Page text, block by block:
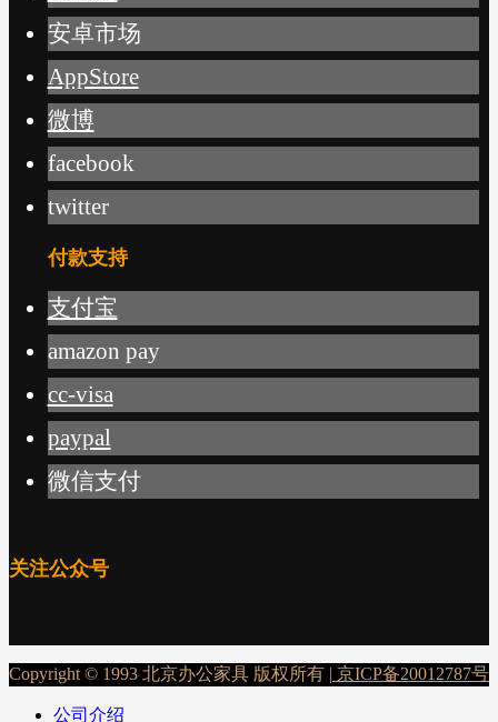
安卓市场
AppStore
微博
facebook
twitter
付款支持
支付宝
amazon pay
cc-visa
paypal
微信支付
关注公众号
Copyright © 1993 北京办公家具 版权所有 | 京ICP备20012787号
公司介绍